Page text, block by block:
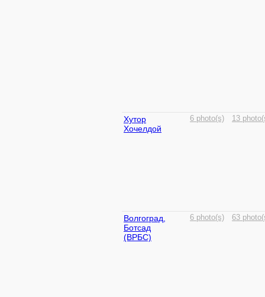
Хутор
Хочелдой
6 photo(s) 13
Волгоград,
Ботсад
(ВРБС)
6 photo(s) 63